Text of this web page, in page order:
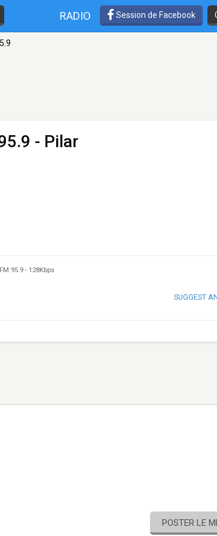
RADIO Session de Facebook
- Pilar
FM 95.9 - 128Kbps
SUGGEST
POSTER LE